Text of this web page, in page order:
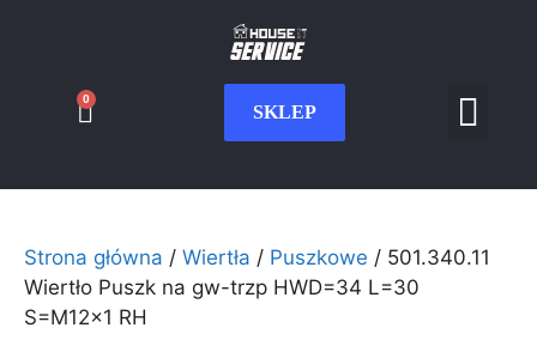
SKLEP
0
Strona główna / Wiertła / Puszkowe / 501.340.11
Wiertło Puszk na gw-trzp HWD=34 L=30
S=M12x1 RH